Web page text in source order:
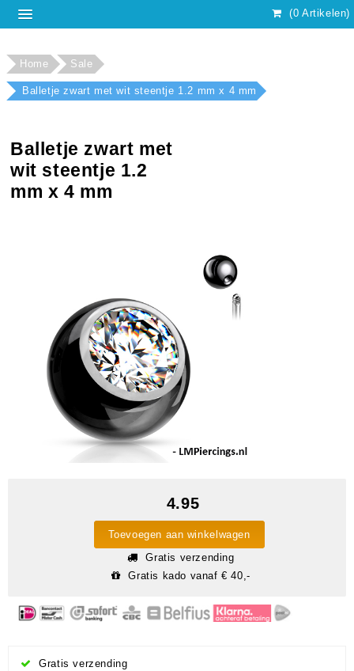
(0 Artikelen)
Home Sale
Balletje zwart met wit steentje 1.2 mm x 4 mm
Balletje zwart met
wit steentje 1.2
mm x 4 mm
4.95
Toevoegen aan winkelwagen
Gratis verzending
Gratis kado vanaf € 40,-
Gratis verzending